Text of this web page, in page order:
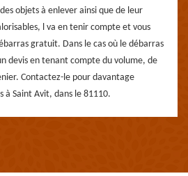
objets à enlever ainsi que de leur
l va en tenir compte et vous
gratuit. Dans le cas où le débarras
devis en tenant compte du volume, de
Contactez-le pour davantage
à Saint Avit, dans le 81110.